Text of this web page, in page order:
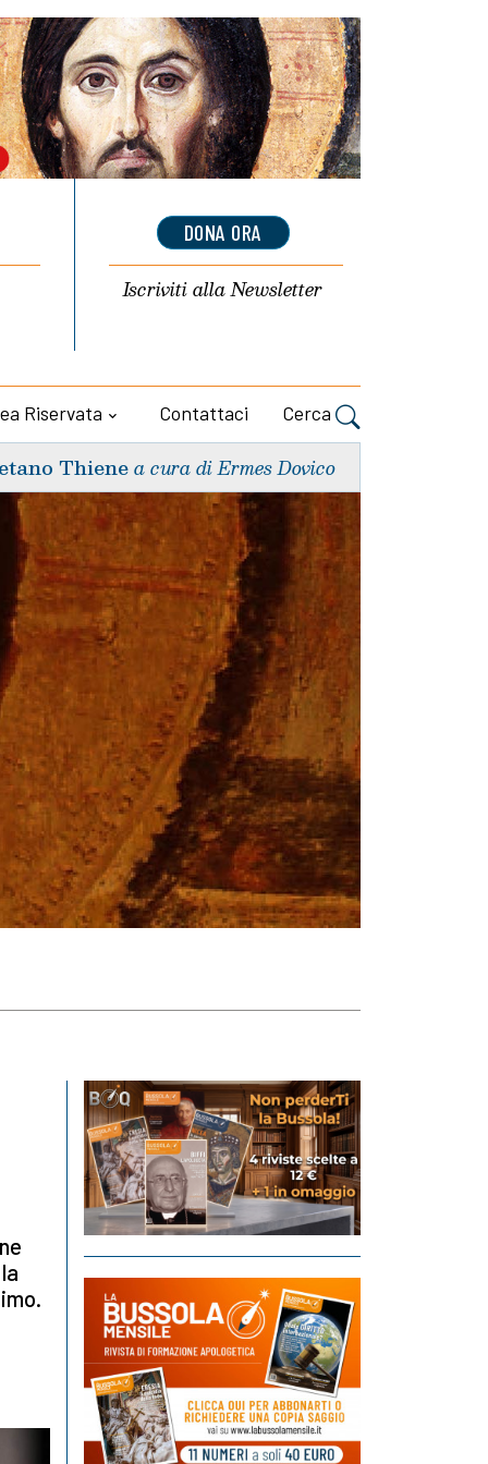
DONA ORA
Iscriviti allaNewsletter
Riservata Contattaci Cerca
Thiene a cura di Ermes Dovico